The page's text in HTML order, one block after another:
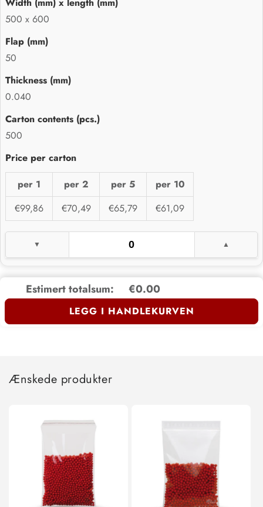
500 x 600
50
0.040
500
per 1 per 2 per 5
per 10
€99,86
€70,49 €65,79 €61,09
Estimert totalsum: €0.00
LEGG I HANDLEKURVEN
Ænskede produkter